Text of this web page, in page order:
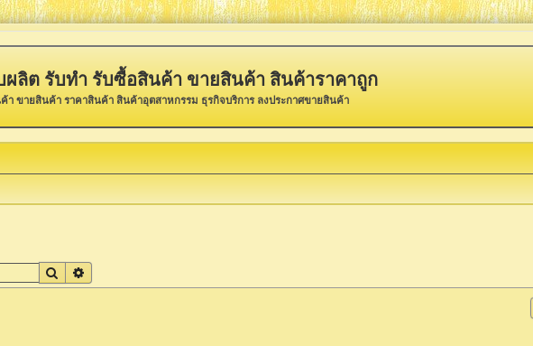
ผลิต รับทำ รับซื้อสินค้า ขายสินค้า สินค้าราคาถูก
า ขายสินค้า ราคาสินค้า สินค้าอุตสาหกรรม ธุรกิจบริการ ลงประกาศขายสินค้า
ค้นหา